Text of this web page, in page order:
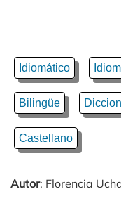
Idiomático
Bilingüe
Castellano
Autor: Florencia